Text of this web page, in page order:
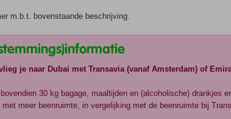
m.b.t. bovenstaande beschrijving.
je naar Dubai met Transavia (vanaf Amsterdam) of
30 kg bagage, maaltijden en (alcoholische) drankjes
meer beenruimte, in vergelijking met de beenruimte bij